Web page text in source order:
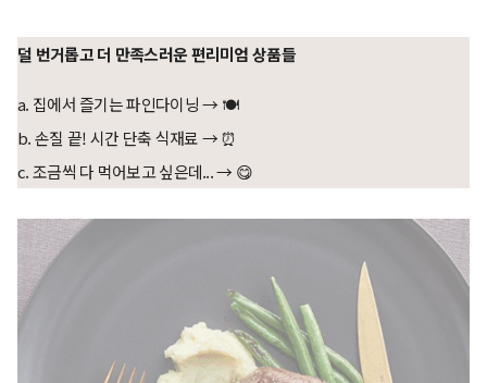
덜 번거롭고 더 만족스러운 편리미엄 상품들
a. 집에서 즐기는 파인다이닝 → 🍽️
b. 손질 끝! 시간 단축 식재료 → ⏰
c. 조금씩 다 먹어보고 싶은데... → 😋